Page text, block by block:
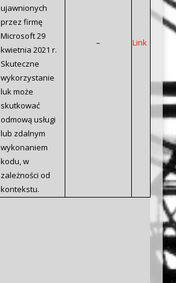
ujawnionych
przez firmę
Microsoft 29
kwietnia 2021 r.
Skuteczne
wykorzystanie
luk może
skutkować
odmową usługi
lub zdalnym
wykonaniem
kodu, w
zależności od
kontekstu.
– Link